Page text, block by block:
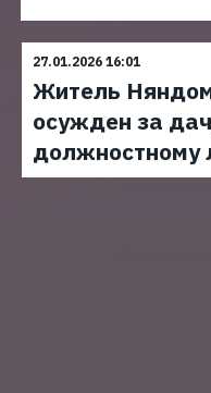
27.01.2026 16:01
Житель
осужден за
должностному